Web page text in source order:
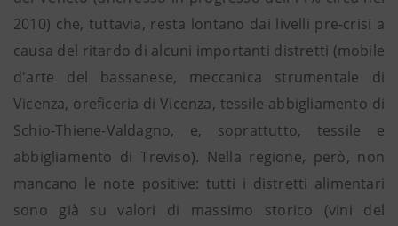
2010) che, tuttavia, resta lontano dai livelli pre-crisi a
causa del ritardo di alcuni importanti distretti (mobile
d'arte del bassanese, meccanica strumentale di
Vicenza, oreficeria di Vicenza, tessile-abbigliamento di
Schio-Thiene-Valdagno, e, soprattutto, tessile e
abbigliamento di Treviso). Nella regione, però, non
mancano le note positive: tutti i distretti alimentari
sono già su valori di massimo storico (vini del